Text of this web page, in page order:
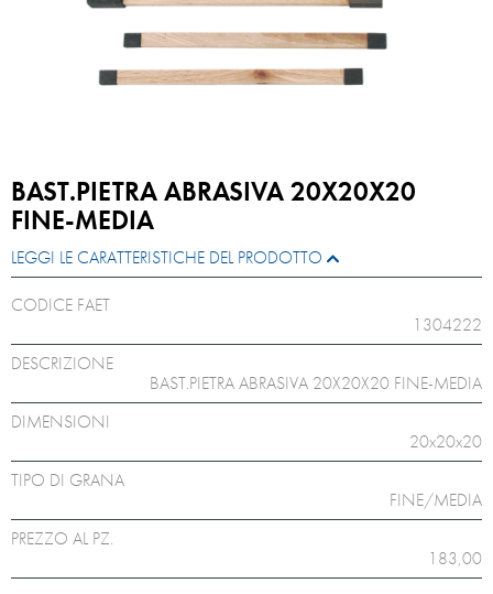
BAST.PIETRA ABRASIVA 20X20X20
FINE-MEDIA
LEGGI LE CARATTERISTICHE DEL PRODOTTO
CODICE FAET
1304222
DESCRIZIONE
BAST.PIETRA ABRASIVA 20X20X20 FINE-MEDIA
DIMENSIONI
20x20x20
TIPO DI GRANA
FINE/MEDIA
PREZZO AL PZ.
183,00